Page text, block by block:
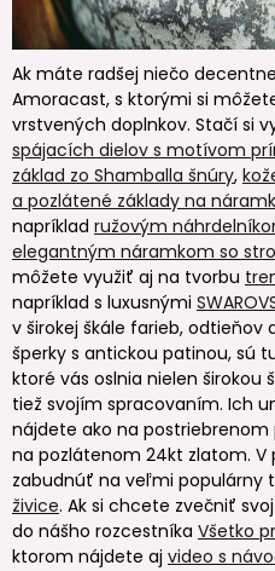
Ak máte radšej niečo
Amoracast, s ktorými si
vrstvených doplnkov. Stačí si
spájacích dielov s motívom
základ zo Shamballa šnúry,
a pozlátené základy na
napríklad ružovým
elegantným náramkom so
môžete využiť aj na tvorbu
napríklad s luxusnými
v širokej škále farieb, odtieňov
šperky s antickou patinou, sú
ktoré vás oslnia nielen
tiež svojím spracovaním. Ich
nájdete ako na
na pozlátenom 24kt zlatom.
zabudnúť na veľmi populárny
živice. Ak si chcete zvečniť
do nášho rozcestníka Všetko
ktorom nájdete aj video s